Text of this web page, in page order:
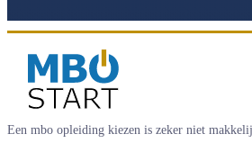
Een mbo opleiding kiezen is zeker niet